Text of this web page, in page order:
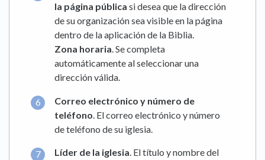
la página pública si desea que la dirección
de su organización sea visible en la página
dentro de la aplicación de la Biblia.
Zona horaria. Se completa
automáticamente al seleccionar una
dirección válida.
Correo electrónico y número de
teléfono. El correo electrónico y número
de teléfono de su iglesia.
Líder de la iglesia. El título y nombre del